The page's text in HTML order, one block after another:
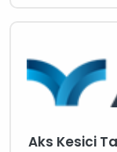
Aks Kesici